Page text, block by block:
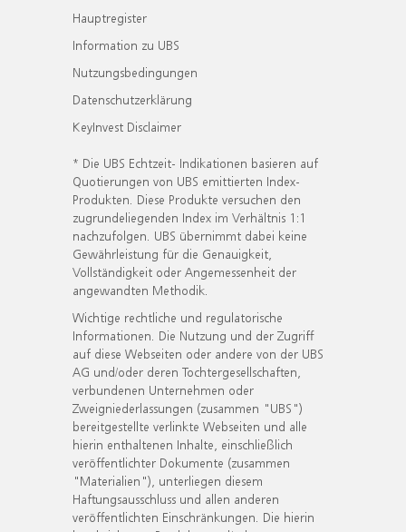
Hauptregister
Information zu UBS
Nutzungsbedingungen
Datenschutzerklärung
KeyInvest Disclaimer
* Die UBS Echtzeit- Indikationen basieren auf
Quotierungen von UBS emittierten Index-
Produkten. Diese Produkte versuchen den
zugrundeliegenden Index im Verhältnis 1:1
nachzufolgen. UBS übernimmt dabei keine
Gewährleistung für die Genauigkeit,
Vollständigkeit oder Angemessenheit der
angewandten Methodik.
Wichtige rechtliche und regulatorische
Informationen. Die Nutzung und der Zugriff
auf diese Webseiten oder andere von der UBS
AG und/oder deren Tochtergesellschaften,
verbundenen Unternehmen oder
Zweigniederlassungen (zusammen "UBS")
bereitgestellte verlinkte Webseiten und alle
hierin enthaltenen Inhalte, einschließlich
veröffentlichter Dokumente (zusammen
"Materialien"), unterliegen diesem
Haftungsausschluss und allen anderen
veröffentlichten Einschränkungen. Die hierin